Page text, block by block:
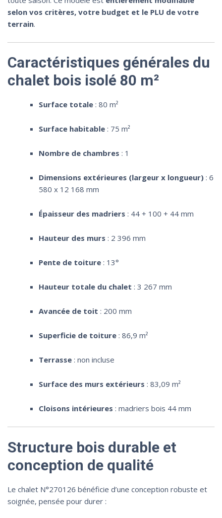
selon vos critères, votre budget et le PLU de votre
terrain.
Caractéristiques générales du
chalet bois isolé 80 m²
Surface totale: 80 m²
Surface habitable: 75 m²
Nombre de chambres : 1
Dimensions extérieures (largeur x longueur): 6
580 x 12 168 mm
Épaisseur des madriers : 44 + 100 + 44 mm
Hauteur des murs : 2 396 mm
Pente de toiture: 13°
Hauteur totale du chalet : 3 267 mm
Avancée de toit : 200 mm
Superficie de toiture: 86,9 m²
Terrasse: non incluse
Surface des murs extérieurs : 83,09 m²
Cloisons intérieures : madriers bois 44 mm
Structure bois durable et
conception de qualité
Le chalet N°270126 bénéficie d’une conception robuste et
soignée, pensée pour durer :